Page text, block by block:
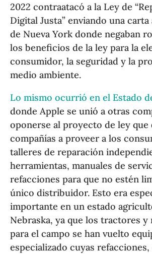
2022 contraatacó a la Ley de
Digital Justa” enviando una
de Nueva York donde negaban
los beneficios de la ley para la
consumidor, la seguridad y la
medio ambiente.
Lo mismo ocurrió en el Estado
donde Apple se unió a otras
oponerse al proyecto de ley que
compañías a proveer a los
talleres de reparación
herramientas, manuales de
refacciones para que no estén
único distribuidor. Esto era
importante en un estado
Nebraska, ya que los tractores y
para el campo se han vuelto
especializado cuyas